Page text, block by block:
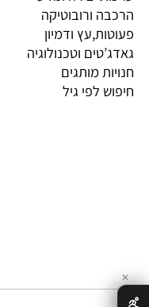
חשיבה וחברה
יצירה ומדע
ורובוטיקה
ודמיון